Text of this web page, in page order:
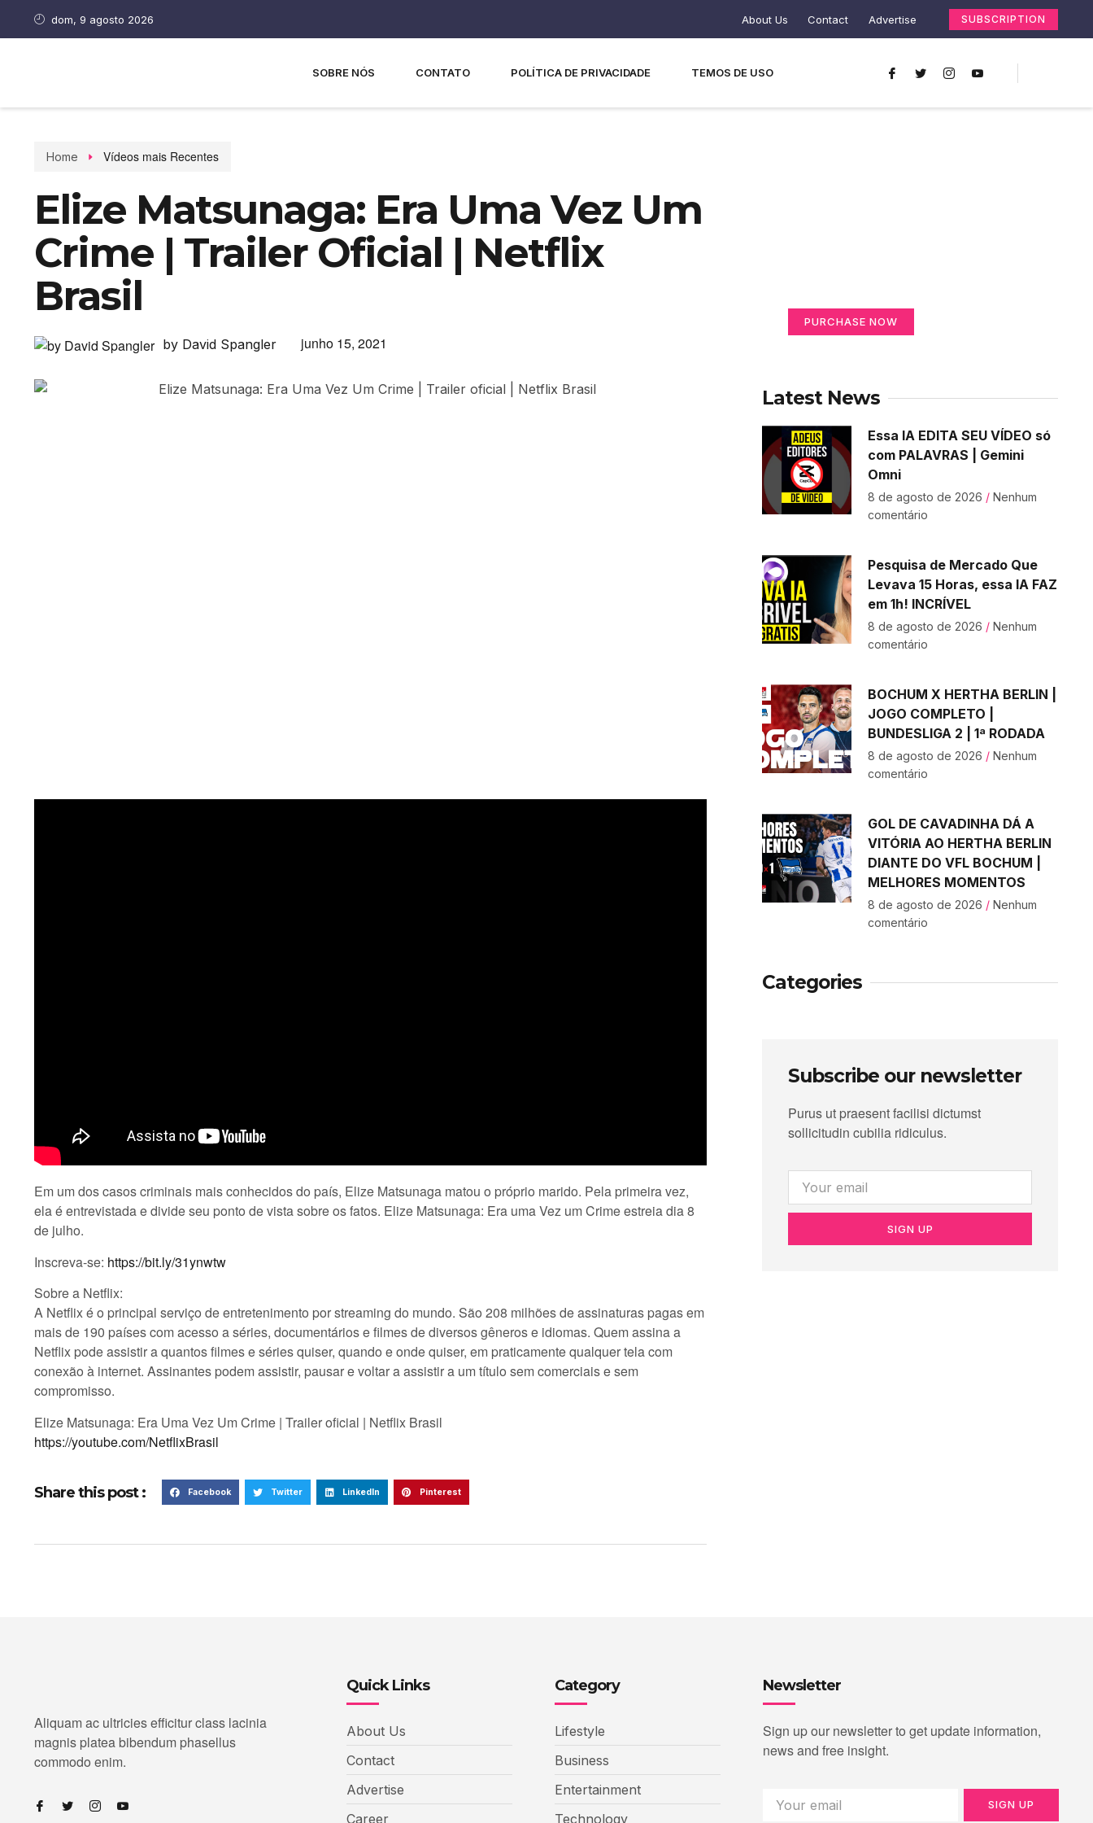
dom, 9 agosto 2026 About Us Contact Advertise SUBSCRIPTION
SOBRE NÓS CONTATO POLÍTICA DE PRIVACIDADE TEMOS DE USO
Home Vídeos mais Recentes
Elize Matsunaga: Era Uma Vez Um
Crime | Trailer Oficial | Netflix
Brasil
by David Spangler junho 15, 2021
Em um dos casos criminais mais conhecidos do país, Elize Matsunaga matou o próprio marido. Pela primeira vez,
ela é entrevistada e divide seu ponto de vista sobre os fatos. Elize Matsunaga: Era uma Vez um Crime estreia dia 8
de julho.
Inscreva-se: https://bit.ly/31ynwtw
Sobre a Netflix:
A Netflix é o principal serviço de entretenimento por streaming do mundo. São 208 milhões de assinaturas pagas em
mais de 190 países com acesso a séries, documentários e filmes de diversos gêneros e idiomas. Quem assina a
Netflix pode assistir a quantos filmes e séries quiser, quando e onde quiser, em praticamente qualquer tela com
conexão à internet. Assinantes podem assistir, pausar e voltar a assistir a um título sem comerciais e sem
compromisso.
Elize Matsunaga: Era Uma Vez Um Crime | Trailer oficial | Netflix Brasil
https://youtube.com/NetflixBrasil
Share this post : Facebook Twitter LinkedIn Pinterest
PURCHASE NOW
Latest News
Essa IA EDITA SEU VÍDEO só
com PALAVRAS | Gemini
Omni
8 de agosto de 2026 Nenhum
comentário
Pesquisa de Mercado Que
Levava 15 Horas, essa IA FAZ
em 1h! INCRÍVEL
8 de agosto de 2026 Nenhum
comentário
BOCHUM X HERTHA BERLIN |
JOGO COMPLETO |
BUNDESLIGA 2 | 1ª RODADA
8 de agosto de 2026 Nenhum
comentário
GOL DE CAVADINHA DÁ A
VITÓRIA AO HERTHA BERLIN
DIANTE DO VFL BOCHUM |
MELHORES MOMENTOS
8 de agosto de 2026 Nenhum
comentário
Categories
Subscribe our newsletter
Purus ut praesent facilisi dictumst
sollicitudin cubilia ridiculus.
SIGN UP
Aliquam ac ultricies efficitur class lacinia
magnis platea bibendum phasellus
commodo enim.
Quick Links
About Us
Contact
Advertise
Career
Category
Lifestyle
Business
Entertainment
Technology
Newsletter
Sign up our newsletter to get update information,
news and free insight.
SIGN UP